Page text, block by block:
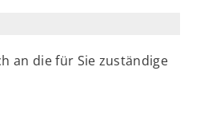
an die für Sie zuständige